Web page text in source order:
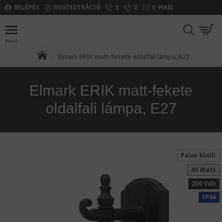
BELÉPÉS REGISZTRÁCIÓ 1 2 E-MAIL
Elmark ERIK matt-fekete oldalfali lámpa, E27
Elmark ERIK matt-fekete
oldalfali lámpa, E27
Falon kívüli
40 Watt
230 Volt
IP44